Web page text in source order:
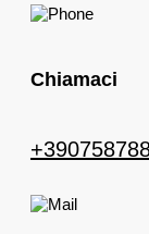
Chiamaci